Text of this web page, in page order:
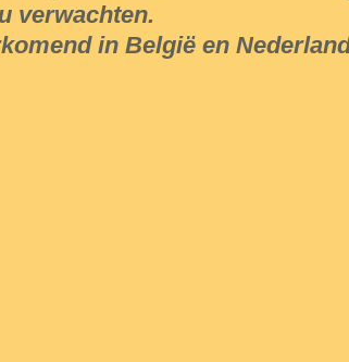
verwachten.
in België en